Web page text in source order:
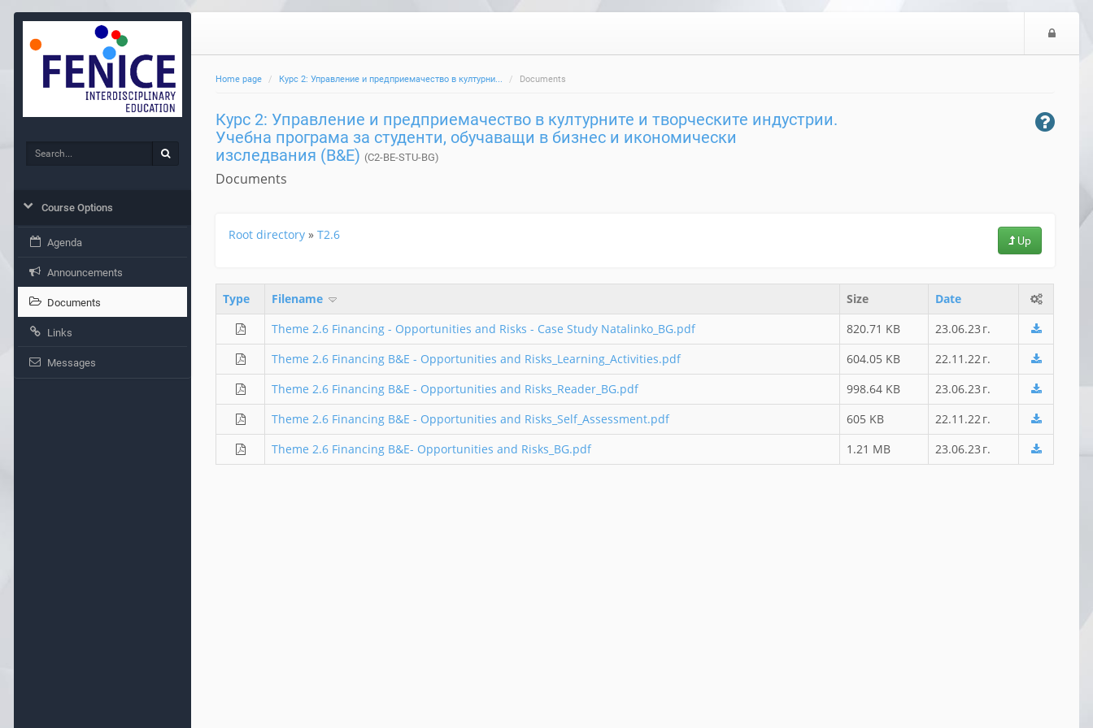
Home page Курс 2: Управление и предприемачество в културни... Documents
Курс 2: Управление и предприемачество в културните и творческите индустрии.
Учебна програма за студенти, обучаващи в бизнес и икономически
изследвания (B&E) (C2-BE-STU-BG)
Documents
Up
Root directory »T2.6
Type Filename Size
Date
Theme 2.6 Financing - Opportunities and Risks - Case Study Natalinko_BG.pdf
820.71 KB
23.06.23 г.
Theme 2.6 Financing B&E - Opportunities and Risks_Learning_Activities.pdf
604.05 KB
22.11.22 г.
Theme 2.6 Financing B&E - Opportunities and Risks_Reader_BG.pdf
998.64 KB
23.06.23 г.
Theme 2.6 Financing B&E - Opportunities and Risks_Self_Assessment.pdf
605 KB
22.11.22 г.
Theme 2.6 Financing B&E- Opportunities and Risks_BG.pdf
1.21 MB 23.06.23 г.
Search
Course Options
Agenda
Announcements
Documents
Links
Messages